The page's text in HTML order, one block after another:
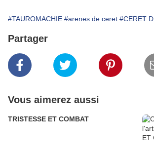
#TAUROMACHIE #arenes de ceret #CERET
Partager
Vous aimerez aussi
TRISTESSE ET COMBAT